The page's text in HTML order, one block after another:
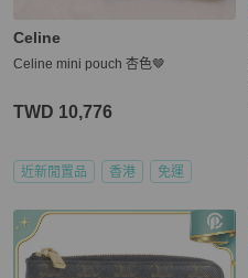
Celine
Celine mini pouch 杏色🤎
TWD 10,776
近新閒置品 香港 免運